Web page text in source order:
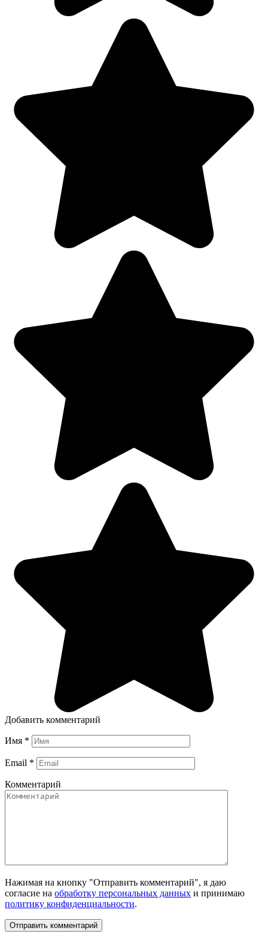
Добавить комментарий
Имя *
Email *
Комментарий
Нажимая на кнопку "Отправить комментарий", я даю
согласие на обработку персональных данных и принимаю
политику конфиденциальности.